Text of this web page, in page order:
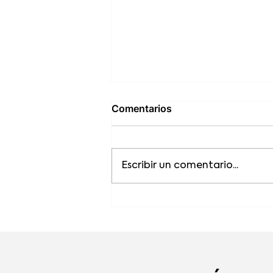
Comentarios
Escribir un comentario...